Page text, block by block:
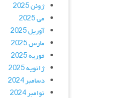
ژوئن 2025
می 2025
آوریل 2025
مارس 2025
فوریه 2025
ژانویه 2025
دسامبر 2024
نوامبر 2024